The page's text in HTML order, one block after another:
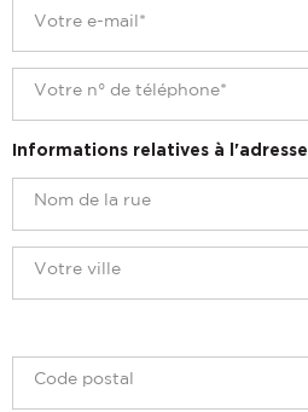
Informations relatives à l'adresse